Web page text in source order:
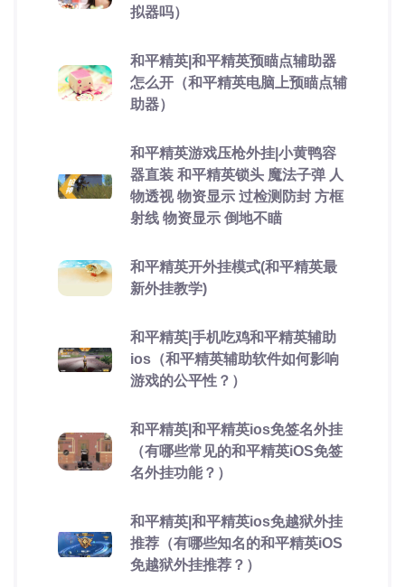
拟器吗）
和平精英|和平精英预瞄点辅助器
怎么开（和平精英电脑上预瞄点辅
助器）
和平精英游戏压枪外挂|小黄鸭容
器直装 和平精英锁头 魔法子弹 人
物透视 物资显示 过检测防封 方框
射线 物资显示 倒地不瞄
和平精英开外挂模式(和平精英最
新外挂教学)
和平精英|手机吃鸡和平精英辅助
ios（和平精英辅助软件如何影响
游戏的公平性？）
和平精英|和平精英ios免签名外挂
（有哪些常见的和平精英iOS免签
名外挂功能？）
和平精英|和平精英ios免越狱外挂
推荐（有哪些知名的和平精英iOS
免越狱外挂推荐？）